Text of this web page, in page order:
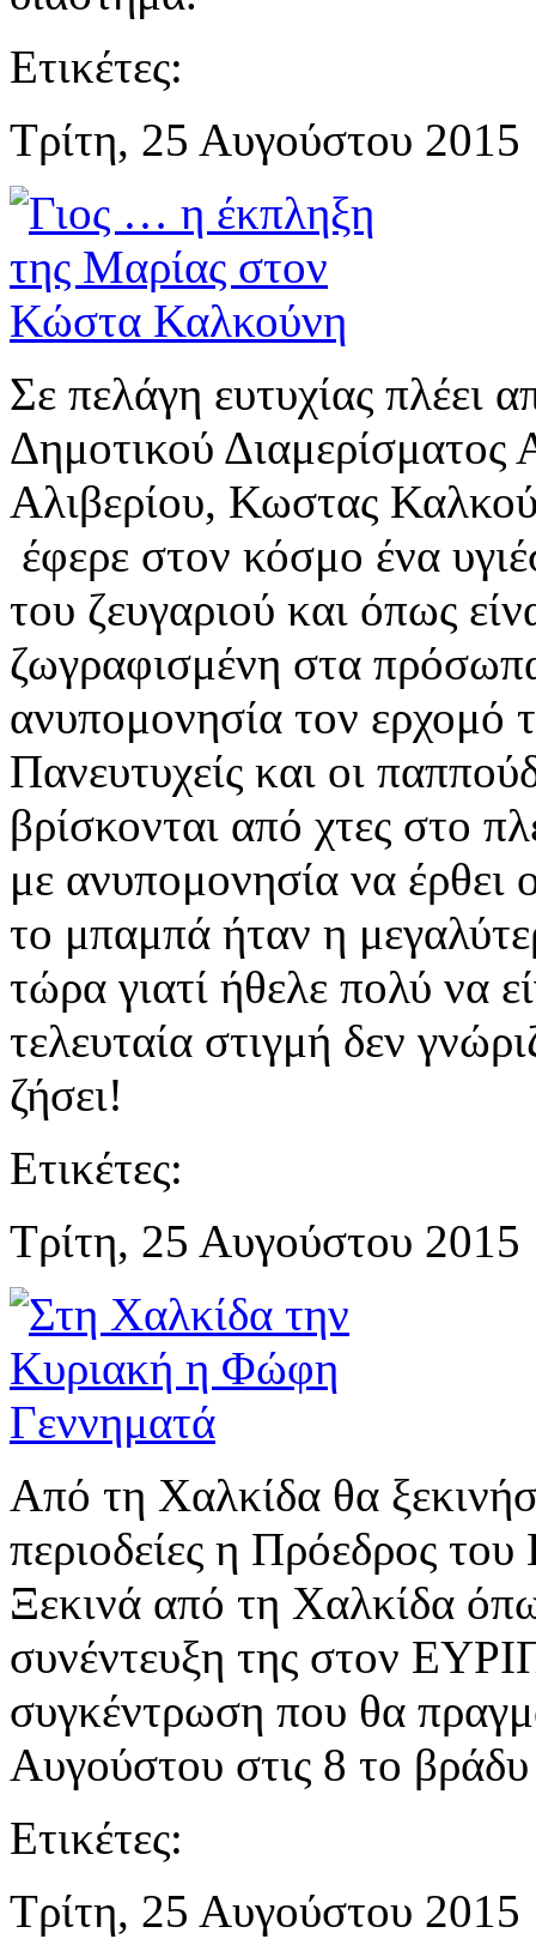
Ετικέτες:
Τρίτη, 25 Αυγούστου
Σε πελάγη ευτυχίας πλέει
Δημοτικού
Αλιβερίου, Κωστας
έφερε στον κόσμο ένα
του ζευγαριού και όπως
ζωγραφισμένη στα
ανυπομονησία τον
Πανευτυχείς και οι
βρίσκονται από χτες στο
με ανυπομονησία να έρθει
το μπαμπά ήταν η
τώρα γιατί ήθελε πολύ να
τελευταία στιγμή δεν
ζήσει!
Ετικέτες:
Τρίτη, 25 Αυγούστου
Από τη Χαλκίδα θα
περιοδείες η Πρόεδρος
Ξεκινά από τη Χαλκίδα
συνέντευξη της στον
συγκέντρωση που θα
Αυγούστου στις 8 το
Ετικέτες:
Τρίτη, 25 Αυγούστου